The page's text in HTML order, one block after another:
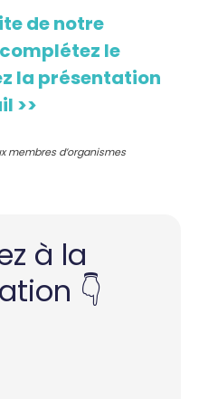
de notre
le
la présentation
>>
membres d’organismes
à la
👇